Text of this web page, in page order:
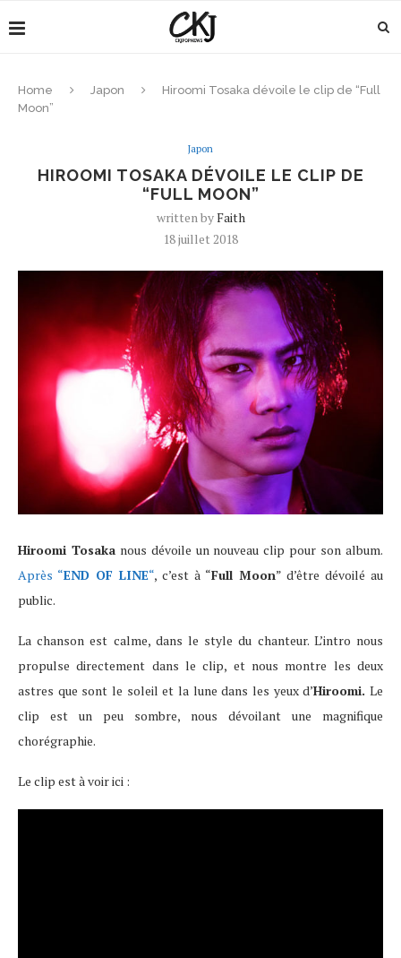
Home Japon
Hiroomi Tosaka dévoile le clip de “Full
Moon”
Japon
HIROOMI TOSAKA DÉVOILE LE CLIP DE
“FULL MOON”
written byFaith
18 juillet 2018
Hiroomi Tosakanous dévoile un nouveau clip pour son album.
Après “END OF LINE“, c’est à “Full Moon” d’être dévoilé au
public.
La chanson est calme, dans le style du chanteur. L’intro nous
propulse directement dans le clip, et nous montre les deux
astres que sont le soleil et la lune dans les yeux d’Hiroomi. Le
clip est un peu sombre, nous dévoilant une magnifique
chorégraphie.
Le clip est à voir ici :